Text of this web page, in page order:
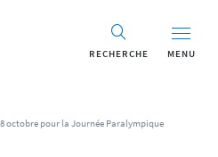
RECHERCHE MENU
8 octobre pour la Journée Paralympique